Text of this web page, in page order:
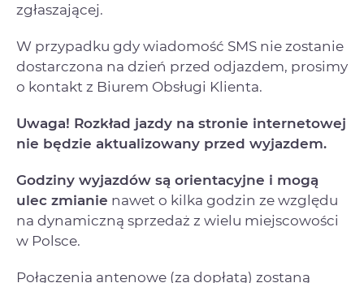
zgłaszającej.
W przypadku gdy wiadomość SMS nie zostanie
dostarczona na dzień przed odjazdem, prosimy
o kontakt z Biurem Obsługi Klienta.
Uwaga! Rozkład jazdy na stronie internetowej
nie będzie aktualizowany przed wyjazdem.
Godziny wyjazdów są orientacyjne i mogą
ulec zmianie nawet o kilka godzin ze względu
na dynamiczną sprzedaż z wielu miejscowości
w Polsce.
Połączenia antenowe (za dopłatą) zostaną